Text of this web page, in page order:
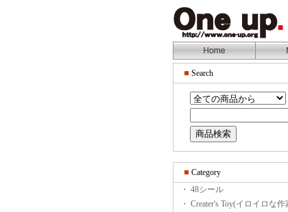
Search
Category
・ 48シール
・ Creater's Toy(イロイロな作